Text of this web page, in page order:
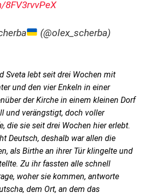
(@olex_scherba)
Sveta lebt seit drei Wochen mit
und den vier Enkeln in einer
der Kirche in einem kleinen Dorf
und verängstigt, doch voller
die sie seit drei Wochen hier erlebt.
Deutsch, deshalb war allen die
als Birthe an ihrer Tür klingelte und
Zu ihr fassten alle schnell
woher sie kommen, antworte
dem Ort, an dem das